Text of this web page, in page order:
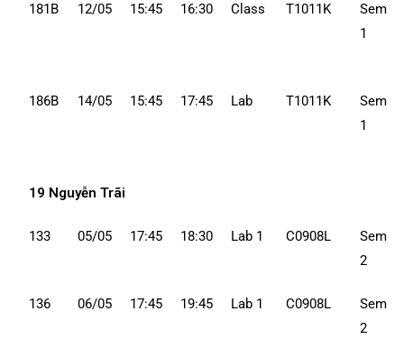
181B 12/05 15:45 16:30 Class T1011K
Sem
1
186B 14/05 15:45 17:45 Lab T1011K
Sem
1
19 Nguyễn Trãi
133 05/05 17:45 18:30 Lab 1 C0908L
Sem
2
136 06/05 17:45 19:45 Lab 1 C0908L
Sem
2